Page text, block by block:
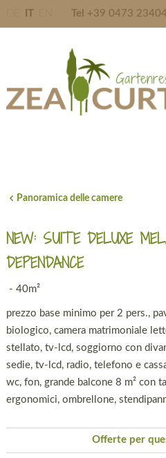
Tel +39 0473
Panoramica delle camere
NEW: SUITE DELUXE
DEPENDANCE
- 40m²
prezzo base minimo per 2 pers.,
biologico, camera matrimoniale
stellato, tv-lcd, soggiorno con
sedie, tv-lcd, radio, telefono e
wc, fon, grande balcone 8 m² con
ergonomici, ombrellone,
Offerte per